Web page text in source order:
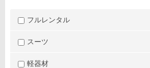
フルレンタル
スーツ
軽器材